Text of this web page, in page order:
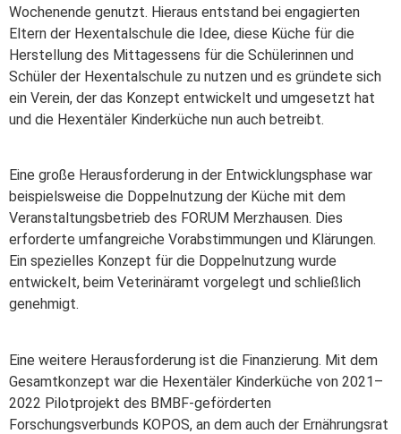
Wochenende genutzt. Hieraus entstand bei engagierten
Eltern der Hexentalschule die Idee, diese Küche für die
Herstellung des Mittagessens für die Schülerinnen und
Schüler der Hexentalschule zu nutzen und es gründete sich
ein Verein, der das Konzept entwickelt und umgesetzt hat
und die Hexentäler Kinderküche nun auch betreibt.
Eine große Herausforderung in der Entwicklungsphase war
beispielsweise die Doppelnutzung der Küche mit dem
Veranstaltungsbetrieb des FORUM Merzhausen. Dies
erforderte umfangreiche Vorabstimmungen und Klärungen.
Ein spezielles Konzept für die Doppelnutzung wurde
entwickelt, beim Veterinäramt vorgelegt und schließlich
genehmigt.
Eine weitere Herausforderung ist die Finanzierung. Mit dem
Gesamtkonzept war die Hexentäler Kinderküche von 2021–
2022 Pilotprojekt des BMBF-geförderten
Forschungsverbunds KOPOS, an dem auch der Ernährungsrat